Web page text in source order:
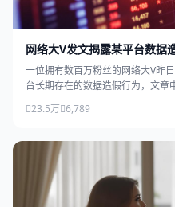
网络大V发文揭露某平台数据
一位拥有数百万粉丝的网络大V昨
台长期存在的数据造假行为，文章
23.5万 6,789